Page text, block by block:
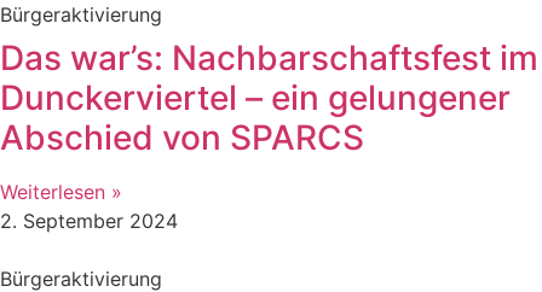
Bürgeraktivierung
Das war’s: Nachbarschaftsfest im
Dunckerviertel – ein gelungener
Abschied von SPARCS
Weiterlesen »
2. September 2024
Bürgeraktivierung